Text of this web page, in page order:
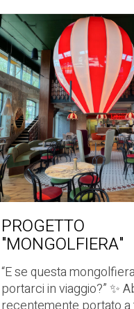
PROGETTO
"MONGOLFIERA"
“E se questa
portarci in viaggio?” ✨